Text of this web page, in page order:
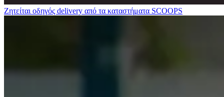
Ζητείται οδηγός delivery από τα καταστήματα SCOOPS